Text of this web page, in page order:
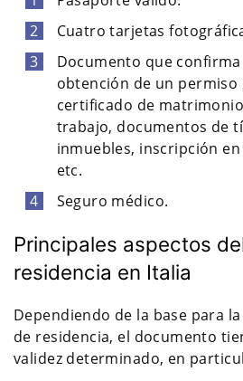
Cuatro tarjetas
Documento que
obtención de un permiso
certificado de
trabajo, documentos de
inmuebles, inscripción
etc.
Seguro médico.
Principales aspectos
residencia en Italia
Dependiendo de la base para
de residencia, el documento
validez determinado, en